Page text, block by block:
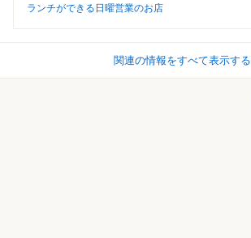
ランチができる日曜営業のお店
関連の情報をすべて表示する